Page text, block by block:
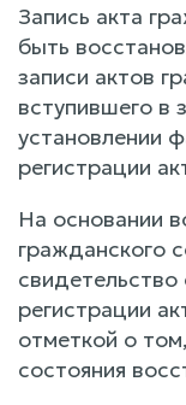
Запись акта
быть
записи актов
вступившего в
установлении
регистрации
На основании
гражданского
свидетельство
регистрации
отметкой о
состояния